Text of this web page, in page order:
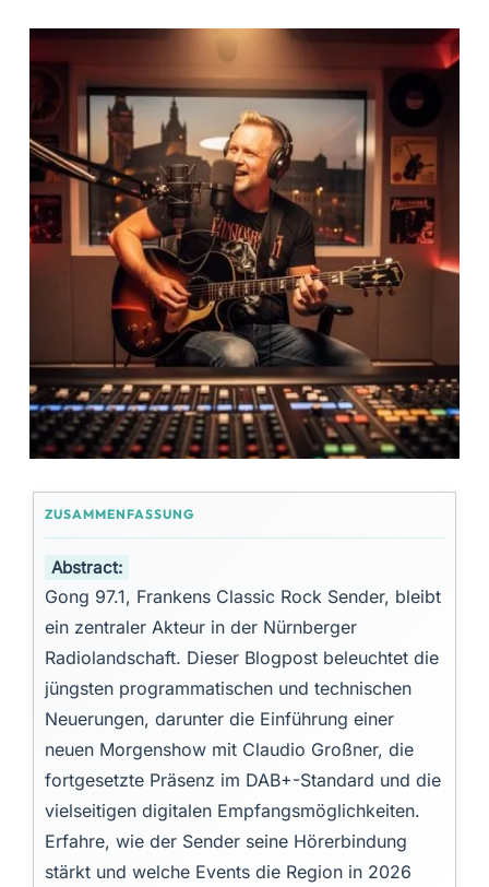
Abstract:
Gong 97.1, Frankens Classic Rock Sender, bleibt
ein zentraler Akteur in der Nürnberger
Radiolandschaft. Dieser Blogpost beleuchtet die
jüngsten programmatischen und technischen
Neuerungen, darunter die Einführung einer
neuen Morgenshow mit Claudio Großner, die
fortgesetzte Präsenz im DAB+-Standard und die
vielseitigen digitalen Empfangsmöglichkeiten.
Erfahre, wie der Sender seine Hörerbindung
stärkt und welche Events die Region in 2026